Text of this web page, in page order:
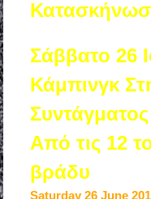
Σάββατο 26
Κάμπινγκ
Συντάγματος
Από τις 12
βράδυ
Saturday 26 June